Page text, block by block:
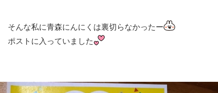
そんな私に青森にんにくは裏切らなかったー
ポストに入っていました